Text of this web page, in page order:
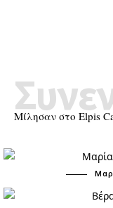
Μίλησαν στο Elpis